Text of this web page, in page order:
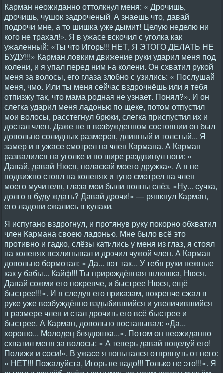
Карман неожиданно оттолкнул меня: « Дрочишь,
дрочишь, чушок задроченый. А знаешь что, давай
подрочи мне, а то шишка уже дымит! Целую неделю ни
кого не трахал!». Я в ужасе вскочил с уголка как
ужаленный: «Ты что Игорь!!! НЕТ, Я ЭТОГО ДЕЛАТЬ НЕ
БУДУ!!!» Карман ловким движение руки ударил меня под
колени, и я упал перед ним на колени. Он схватил рукой
меня за волосы, его глаза злобно с узились: « Послушай
меня, чмо. Или ты меня сейчас вздрочнёшь или я тебя
отпизжу так, что мама родная не узнает. Понял?». И он
слегка ударил меня ладонью по щеке, потом отпустил
мои волосы, расстегнул брюки, слегка приспустил их и
достал член. Даже не в возбуждённом состоянии он был
довольно солидных размеров, длинный и толстый... Я
замер и в ужасе смотрел на член Кармана. А Карман
развалился на уголке и по шире раздвинул ноги: «
Давай, давай Нюся, поласкай моего дружка». А я не
подвижно стоял на коленях и тупо смотрел на член
моего мучителя, глаза мои были полны слёз. «Ну... сучка,
долго я буду ждать? Давай дрочи!» — рявкнул Карман,
его ладони сжались в кулаки.
Я испугано вздрогнул, и протянув руку покорно обхватил
член Кармана своею ладонью. Мне было всё это
противно и гадко, слёзы катились у меня из глаз, я стоял
на коленях всхлипывал и дрочил чужой член. А Карман
довольно бормотал: « Да... вот так... У тебя руки нежные
как у бабы... Кайф!!! Ты прирождённая шлюшка, Нюся.
Давай сожми его покрепче, и быстрее Нюся, ещё
быстрее!!!». И я следуя его приказам, покрепче сжал в
руке уже возбуждённо вздыбившийся и увеличившийся
в размере член и стал дрочить его всё быстрее и
быстрее. А Карман, довольно постанывал: «Да...
хорошо... Молодец блядюшка...». Потом он неожиданно
схватил меня за волосы: « А теперь давай поцелуй его!
Полижи и соси!». В ужасе я попытался отпрянуть от него:
« НЕТ!!! Пожалуйста, Игорь не надо!!! Только не это!!!». Я